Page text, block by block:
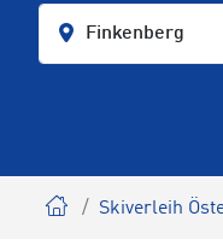
Finkenberg
Skiverleih